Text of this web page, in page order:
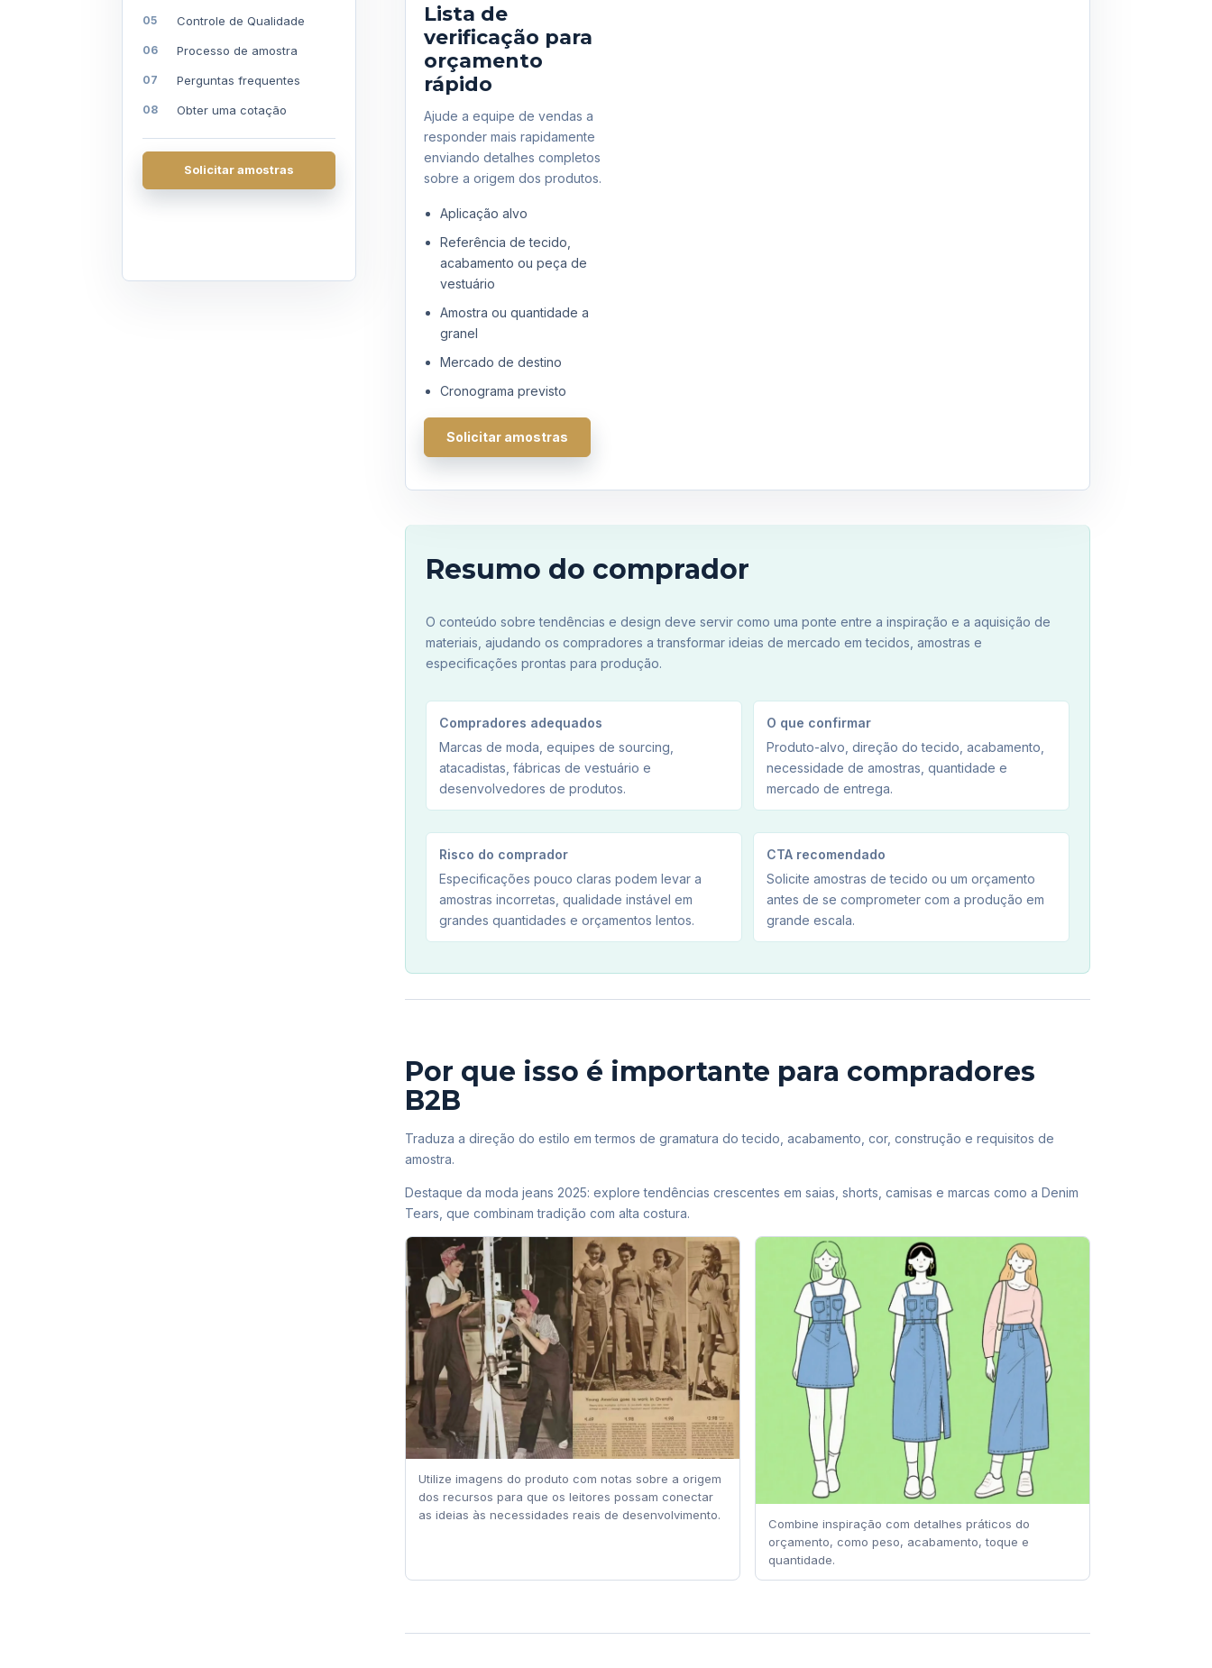
Controle de Qualidade
Processo de amostra
Perguntas frequentes
Obter uma cotação
Solicitar amostras
Resumo do comprador
O conteúdo sobre tendências e design deve servir como uma ponte entre a inspiração e a aquisição de
materiais, ajudando os compradores a transformar ideias de mercado em tecidos, amostras e
especificações prontas para produção.
Compradores adequados
Marcas de moda, equipes de sourcing,
atacadistas, fábricas de vestuário e
desenvolvedores de produtos.
O que confirmar
Produto-alvo, direção do tecido, acabamento,
necessidade de amostras, quantidade e
mercado de entrega.
Risco do comprador
Especificações pouco claras podem levar a
amostras incorretas, qualidade instável em
grandes quantidades e orçamentos lentos.
CTA recomendado
Solicite amostras de tecido ou um orçamento
antes de se comprometer com a produção em
grande escala.
Por que isso é importante para compradores
B2B
Traduza a direção do estilo em termos de gramatura do tecido, acabamento, cor, construção e requisitos de
amostra.
Destaque da moda jeans 2025: explore tendências crescentes em saias, shorts, camisas e marcas como a Denim
Tears, que combinam tradição com alta costura.
Utilize imagens do produto com notas sobre a origem
dos recursos para que os leitores possam conectar
as ideias às necessidades reais de desenvolvimento.
Combine inspiração com detalhes práticos do
orçamento, como peso, acabamento, toque e
quantidade.
Lista de
verificação para
orçamento
rápido
Ajude a equipe de vendas a
responder mais rapidamente
enviando detalhes completos
sobre a origem dos produtos.
Aplicação alvo
Referência de tecido,
acabamento ou peça de
vestuário
Amostra ou quantidade a
granel
Mercado de destino
Cronograma previsto
Solicitar amostras